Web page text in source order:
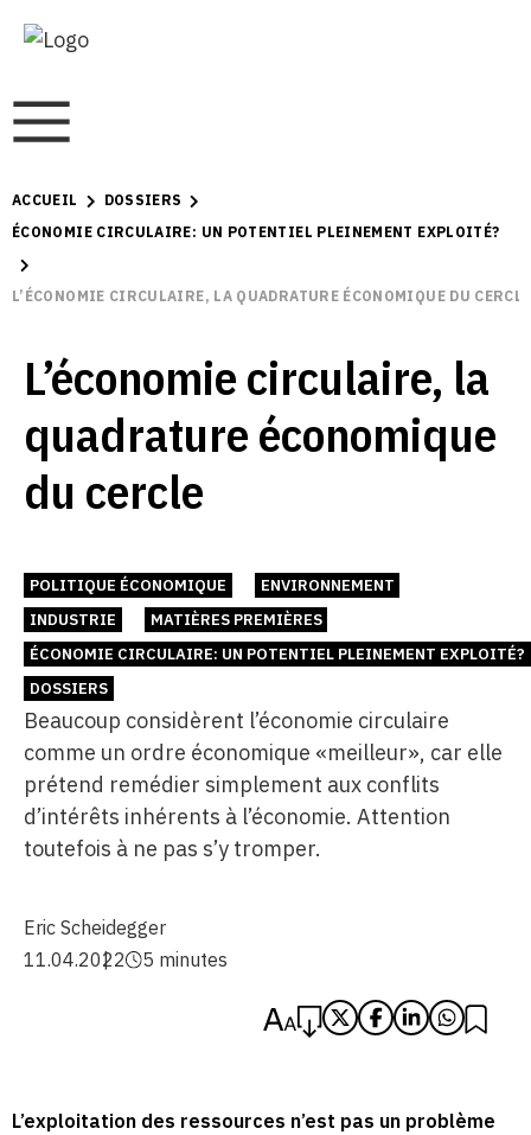
ACCUEIL
DOSSIERS
ÉCONOMIE CIRCULAIRE: UN POTENTIEL PLEINEMENT EXPLOITÉ?
L’ÉCONOMIE CIRCULAIRE, LA QUADRATURE ÉCONOMIQUE DU CERCLE
L’économie circulaire, la
quadrature économique
du cercle
POLITIQUE ÉCONOMIQUE
ENVIRONNEMENT
INDUSTRIE
MATIÈRES PREMIÈRES
ÉCONOMIE CIRCULAIRE: UN POTENTIEL PLEINEMENT EXPLOITÉ?
DOSSIERS
Beaucoup considèrent l’économie circulaire
comme un ordre économique «meilleur», car elle
prétend remédier simplement aux conflits
d’intérêts inhérents à l’économie. Attention
toutefois à ne pas s’y tromper.
Eric Scheidegger
11.04.2022
5 minutes
L’exploitation des ressources n’est pas un problème